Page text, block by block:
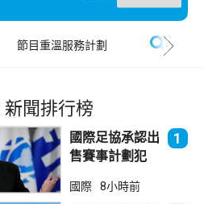
節目重溫服務計劃
新聞排行榜
國際足協承認出
售賽事計劃犯
持恩芬天奴
1
國際 8小時前